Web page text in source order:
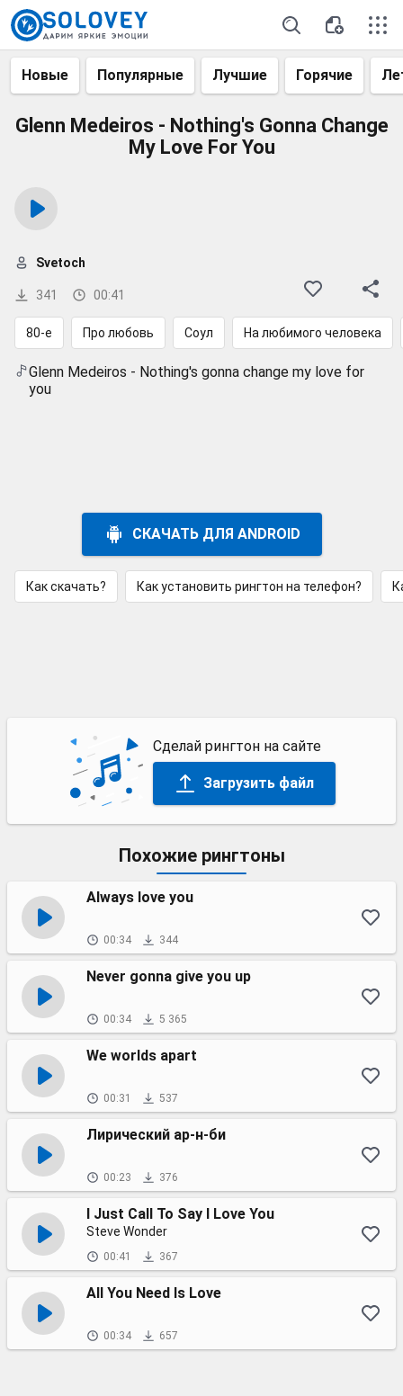
Новые Популярные Лучшие Горячие
Glenn Medeiros - Nothing's Gonna Change
My Love For You
341 00:41
Svetoch
80-е Про любовь Соул На любимого человека
Glenn Medeiros - Nothing's gonna change my love for
you
СКАЧАТЬ ДЛЯ ANDROID
Как скачать? Как установить рингтон на телефон?
Сделай рингтон на сайте
Загрузить файл
Похожие рингтоны
Always love you
00:34 344
Never gonna give you up
00:34 5 365
We worlds apart
00:31 537
Лирический ар-н-би
00:23 376
I Just Call To Say I Love You
Steve Wonder
00:41 367
All You Need Is Love
00:34 657